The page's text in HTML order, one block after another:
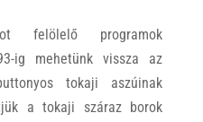
felölelő programok
ig mehetünk vissza az
tokaji aszúinak
a tokaji száraz borok